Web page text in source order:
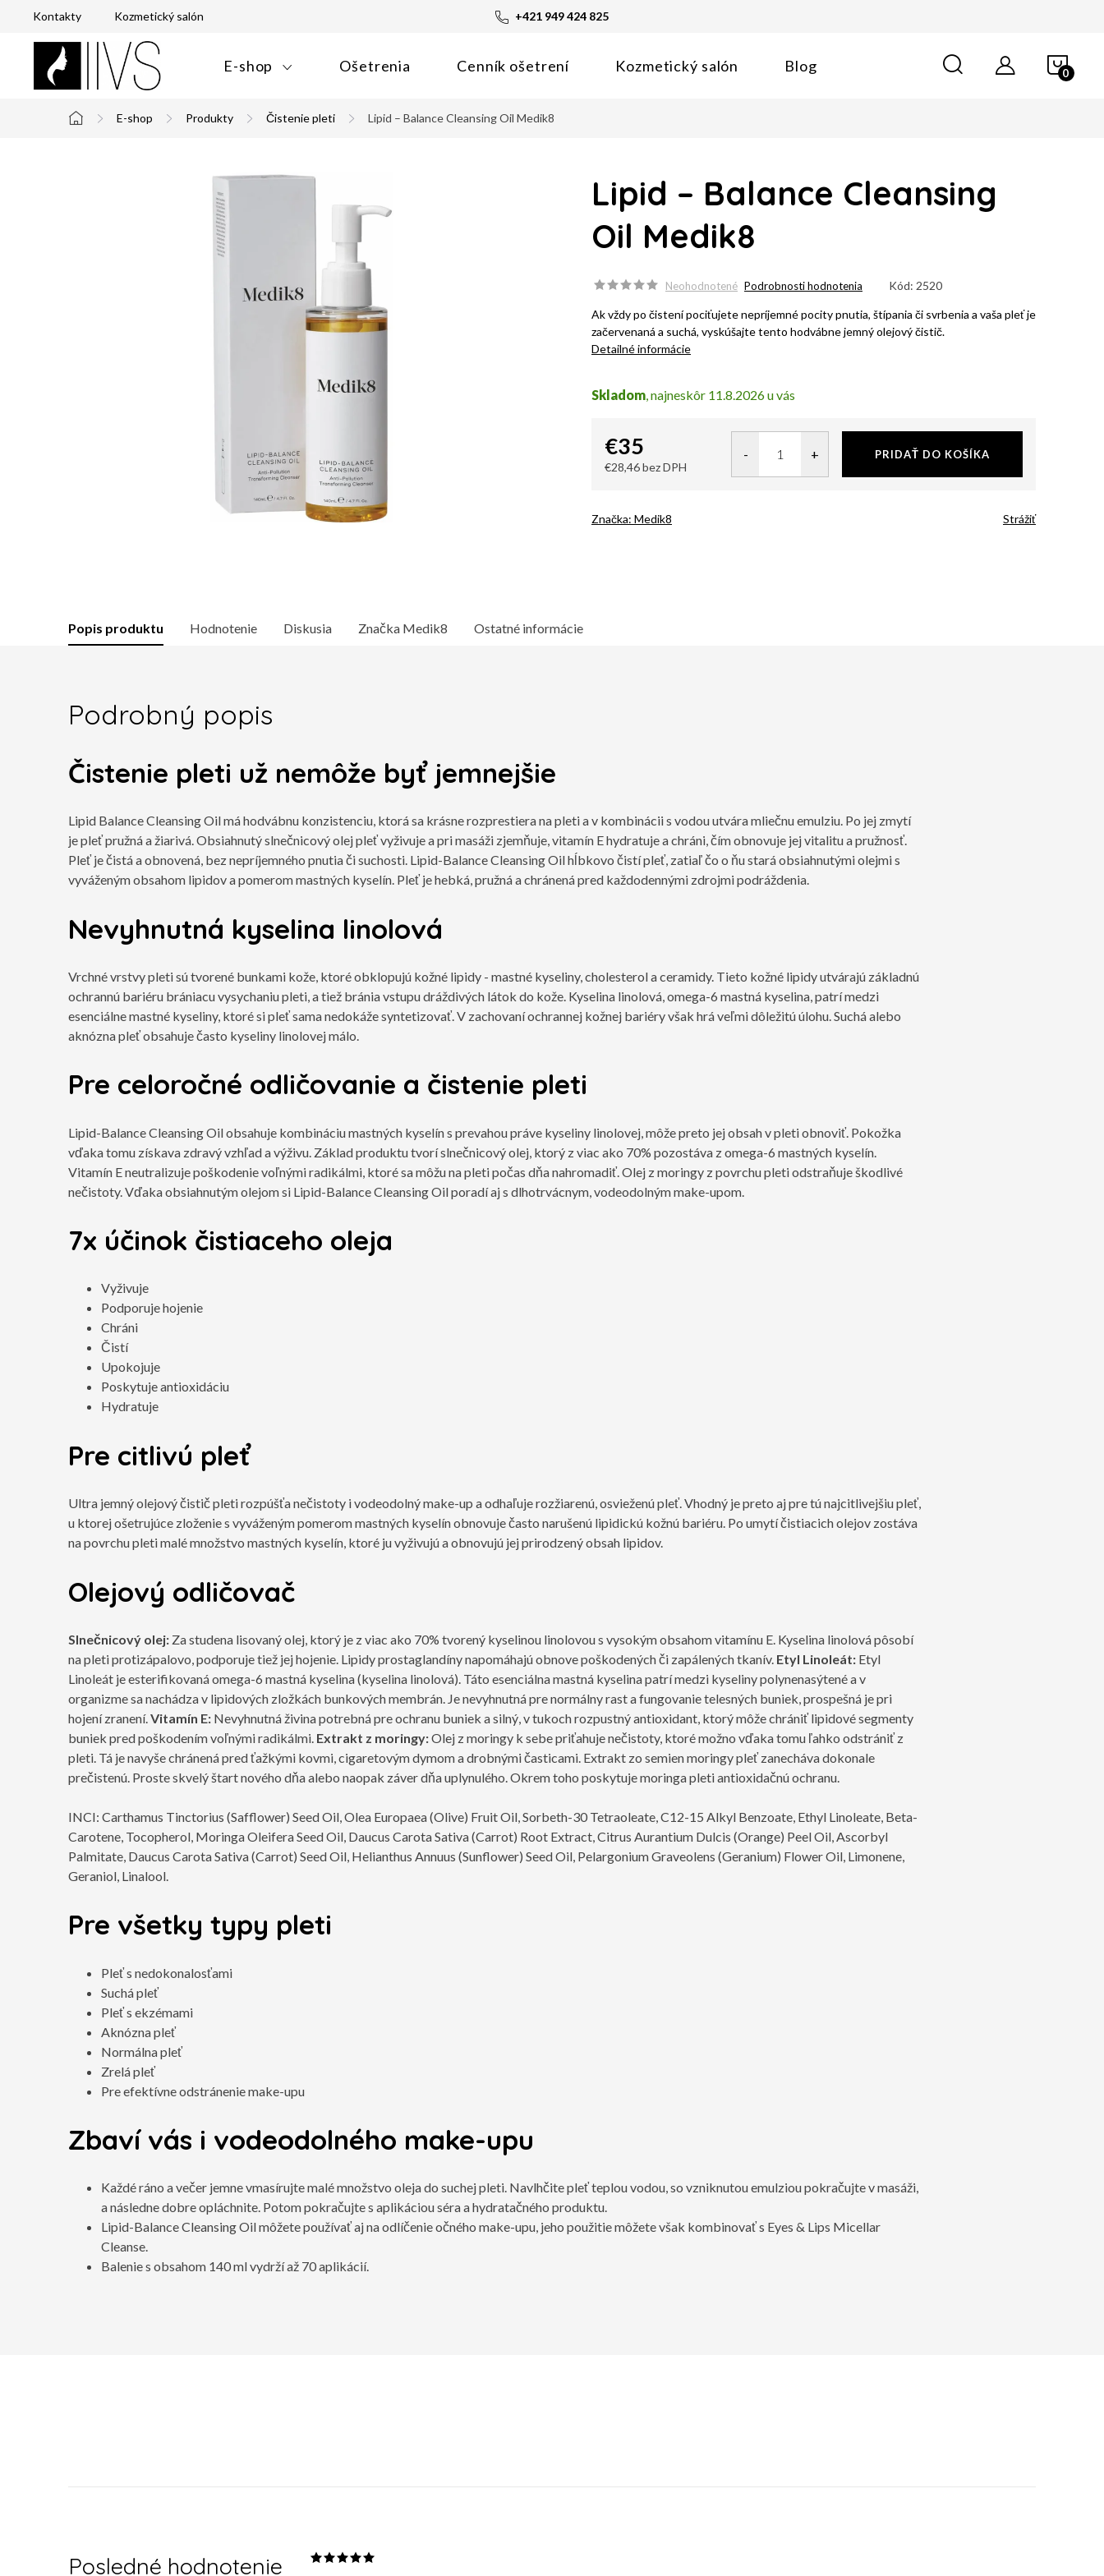
+421 949 424 825
Kontakty Kozmetický salón
E-shop Ošetrenia Cenník ošetrení Kozmetický salón Blog
Domov
E-shop Produkty Čistenie pleti Lipid – Balance Cleansing Oil Medik8
Lipid – Balance Cleansing
Oil Medik8
Neohodnotené Podrobnosti hodnotenia Kód: 2520
Ak vždy po čistení pociťujete nepríjemné pocity pnutia, štípania či svrbenia a vaša pleť je
začervenaná a suchá, vyskúšajte tento hodvábne jemný olejový čistič.
Detailné informácie
Skladom 11.8.2026
€35
€28,46 bez DPH
PRIDAŤ DO KOŠÍKA
Značka: Medik8 Strážiť
Popis produktu Hodnotenie Diskusia Značka Medik8 Ostatné informácie
Podrobný popis
Čistenie pleti už nemôže byť jemnejšie
Lipid Balance Cleansing Oil má hodvábnu konzistenciu, ktorá sa krásne rozprestiera na pleti a v kombinácii s vodou utvára mliečnu emulziu. Po jej zmytí
je pleť pružná a žiarivá. Obsiahnutý slnečnicový olej pleť vyživuje a pri masáži zjemňuje, vitamín E hydratuje a chráni, čím obnovuje jej vitalitu a pružnosť.
Pleť je čistá a obnovená, bez nepríjemného pnutia či suchosti. Lipid-Balance Cleansing Oil hĺbkovo čistí pleť, zatiaľ čo o ňu stará obsiahnutými olejmi s
vyváženým obsahom lipidov a pomerom mastných kyselín. Pleť je hebká, pružná a chránená pred každodennými zdrojmi podráždenia.
Nevyhnutná kyselina linolová
Vrchné vrstvy pleti sú tvorené bunkami kože, ktoré obklopujú kožné lipidy - mastné kyseliny, cholesterol a ceramidy. Tieto kožné lipidy utvárajú základnú
ochrannú bariéru brániacu vysychaniu pleti, a tiež bránia vstupu dráždivých látok do kože. Kyselina linolová, omega-6 mastná kyselina, patrí medzi
esenciálne mastné kyseliny, ktoré si pleť sama nedokáže syntetizovať. V zachovaní ochrannej kožnej bariéry však hrá veľmi dôležitú úlohu. Suchá alebo
aknózna pleť obsahuje často kyseliny linolovej málo.
Pre celoročné odličovanie a čistenie pleti
Lipid-Balance Cleansing Oil obsahuje kombináciu mastných kyselín s prevahou práve kyseliny linolovej, môže preto jej obsah v pleti obnoviť. Pokožka
vďaka tomu získava zdravý vzhľad a výživu. Základ produktu tvorí slnečnicový olej, ktorý z viac ako 70% pozostáva z omega-6 mastných kyselín.
Vitamín E neutralizuje poškodenie voľnými radikálmi, ktoré sa môžu na pleti počas dňa nahromadiť. Olej z moringy z povrchu pleti odstraňuje škodlivé
nečistoty. Vďaka obsiahnutým olejom si Lipid-Balance Cleansing Oil poradí aj s dlhotrvácnym, vodeodolným make-upom.
7x účinok čistiaceho oleja
Vyživuje
Podporuje hojenie
Chráni
Čistí
Upokojuje
Poskytuje antioxidáciu
Hydratuje
Pre citlivú pleť
Ultra jemný olejový čistič pleti rozpúšťa nečistoty i vodeodolný make-up a odhaľuje rozžiarenú, osvieženú pleť. Vhodný je preto aj pre tú najcitlivejšiu pleť,
u ktorej ošetrujúce zloženie s vyváženým pomerom mastných kyselín obnovuje často narušenú lipidickú kožnú bariéru. Po umytí čistiacich olejov zostáva
na povrchu pleti malé množstvo mastných kyselín, ktoré ju vyživujú a obnovujú jej prirodzený obsah lipidov.
Olejový odličovač
Slnečnicový olej: Za studena lisovaný olej, ktorý je z viac ako 70% tvorený kyselinou linolovou s vysokým obsahom vitamínu E. Kyselina linolová pôsobí
na pleti protizápalovo, podporuje tiež jej hojenie. Lipidy prostaglandíny napomáhajú obnove poškodených či zapálených tkanív. Etyl Linoleát: Etyl
Linoleát je esterifikovaná omega-6 mastná kyselina (kyselina linolová). Táto esenciálna mastná kyselina patrí medzi kyseliny polynenasýtené a v
organizme sa nachádza v lipidových zložkách bunkových membrán. Je nevyhnutná pre normálny rast a fungovanie telesných buniek, prospešná je pri
hojení zranení.Vitamín E: Nevyhnutná živina potrebná pre ochranu buniek a silný, v tukoch rozpustný antioxidant, ktorý môže chrániť lipidové segmenty
buniek pred poškodením voľnými radikálmi. Extrakt z moringy:Olej z moringy k sebe priťahuje nečistoty, ktoré možno vďaka tomu ľahko odstrániť z
pleti. Tá je navyše chránená pred ťažkými kovmi, cigaretovým dymom a drobnými časticami. Extrakt zo semien moringy pleť zanecháva dokonale
prečistenú. Proste skvelý štart nového dňa alebo naopak záver dňa uplynulého. Okrem toho poskytuje moringa pleti antioxidačnú ochranu.
INCI: Carthamus Tinctorius (Safflower) Seed Oil, Olea Europaea (Olive) Fruit Oil, Sorbeth-30 Tetraoleate, C12-15 Alkyl Benzoate, Ethyl Linoleate, Beta-
Carotene, Tocopherol, Moringa Oleifera Seed Oil, Daucus Carota Sativa (Carrot) Root Extract, Citrus Aurantium Dulcis (Orange) Peel Oil, Ascorbyl
Palmitate, Daucus Carota Sativa (Carrot) Seed Oil, Helianthus Annuus (Sunflower) Seed Oil, Pelargonium Graveolens (Geranium) Flower Oil, Limonene,
Geraniol, Linalool.
Pre všetky typy pleti
Pleť s nedokonalosťami
Suchá pleť
Pleť s ekzémami
Aknózna pleť
Normálna pleť
Zrelá pleť
Pre efektívne odstránenie make-upu
Zbaví vás i vodeodolného make-upu
Každé ráno a večer jemne vmasírujte malé množstvo oleja do suchej pleti. Navlhčite pleť teplou vodou, so vzniknutou emulziou pokračujte v masáži,
a následne dobre opláchnite. Potom pokračujte s aplikáciou séra a hydratačného produktu.
Lipid-Balance Cleansing Oil môžete používať aj na odlíčenie očného make-upu, jeho použitie môžete však kombinovať s Eyes & Lips Micellar
Cleanse.
Balenie s obsahom 140 ml vydrží až 70 aplikácií.
Posledné hodnotenie